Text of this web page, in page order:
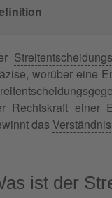
worüber eine
Rechtskraft einer
das Verständnis
ist der